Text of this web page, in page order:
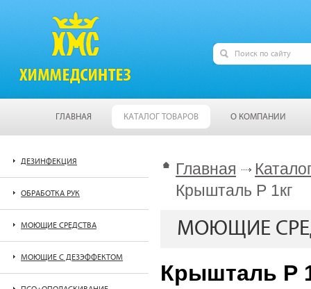
ГЛАВНАЯ КАТАЛОГ ТОВАРОВ О КОМПАНИИ
Главная
Крышталь Р 1кг
МОЮЩИЕ
Крышталь Р
ДЕЗИНФЕКЦИЯ
ОБРАБОТКА РУК
МОЮЩИЕ СРЕДСТВА
МОЮЩИЕ С ДЕЗЭФФЕКТОМ